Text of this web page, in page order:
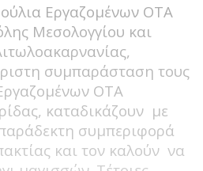
Εργαζομένων ΟΤΑ
Μεσολογγίου και
συμπαράσταση τους
ΟΤΑ
καταδικάζουν με
συμπεριφορά
και τον καλούν να